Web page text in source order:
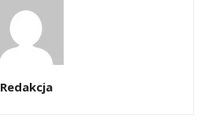
Redakcja